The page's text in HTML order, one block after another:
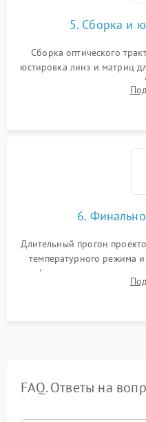
5. Сборка и
Сборка оптического
юстировка линз и матриц
и устранения
шлейфов, установка
6.
Длительный прогон
температурного режима и
фокуса, контрастности
таблицах. Проверка
FAQ. Ответы на